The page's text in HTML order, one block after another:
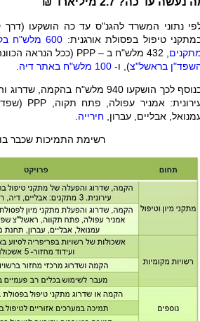
טיפול בפסולת אורגנית:
600 מלש"ח
PPP (ככל הנראה
בראשל"צ), ו- 100 מלש"ח באתר דיה
בנוסף לכך הושקעו 940 מלש"ח
אמניר עפולה, פתח תקוה, PPP
אבליים, עברון, חירייה
רשימת התמיכות שכבר